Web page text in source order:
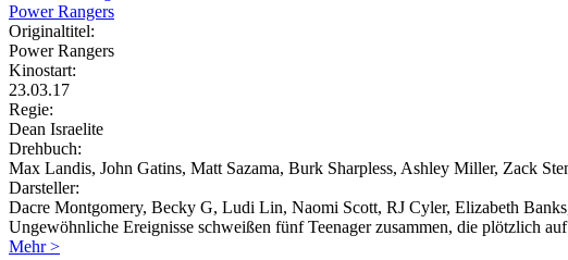
Power Rangers
Originaltitel:
Power Rangers
Kinostart:
23.03.17
Regie:
Dean Israelite
Drehbuch:
Max Landis, John Gatins, Matt Sazama, Burk Sharpless, Ashley Miller, Zack
Darsteller:
Dacre Montgomery, Becky G, Ludi Lin, Naomi Scott, RJ Cyler, Elizabeth
Ungewöhnliche Ereignisse schweißen fünf Teenager zusammen, die plötzlich
Mehr >